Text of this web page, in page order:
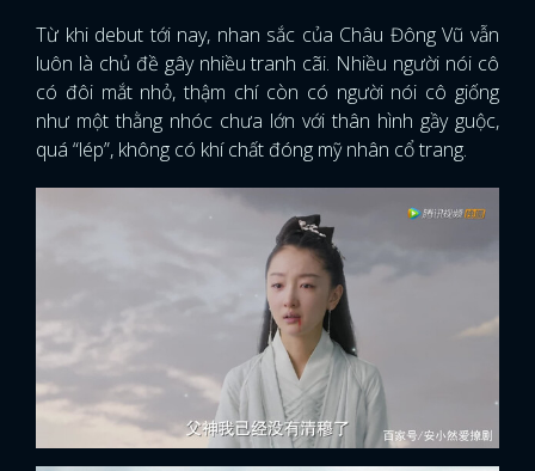
Từ khi debut tới nay, nhan sắc của Châu Đông Vũ vẫn
luôn là chủ đề gây nhiều tranh cãi. Nhiều người nói cô
có đôi mắt nhỏ, thậm chí còn có người nói cô giống
như một thằng nhóc chưa lớn với thân hình gầy guộc,
quá “lép”, không có khí chất đóng mỹ nhân cổ trang.